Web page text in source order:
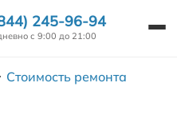
245-96-94
с 9:00 до 21:00
Стоимость ремонта